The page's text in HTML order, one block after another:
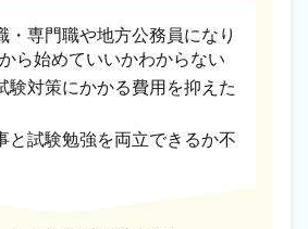
・専門職や地方公務員になり
ら始めていいかわからない
験対策にかかる費用を抑えた
と試験勉強を両立できるか不